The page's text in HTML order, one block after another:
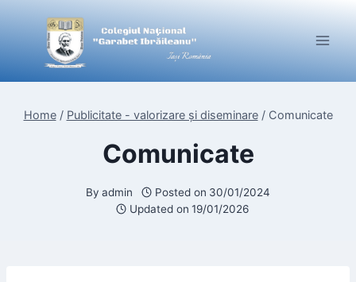
content
Home / Publicitate - valorizare și diseminare / Comunicate
Comunicate
By admin Posted on 30/01/2024
Updated on 19/01/2026